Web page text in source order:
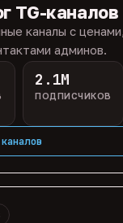
TG-каналов
каналы с
админов.
2.1M
ПОДПИСЧИКОВ